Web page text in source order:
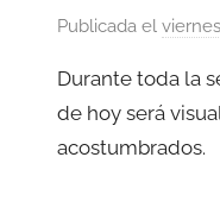
Publicada el
Durante toda la
de hoy será
acostumbrados.